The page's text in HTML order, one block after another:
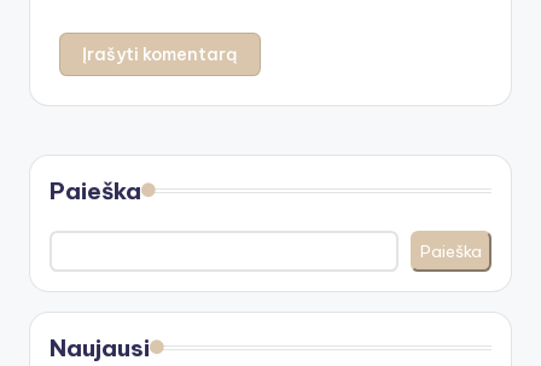
Paieška
Paieška
Naujausi